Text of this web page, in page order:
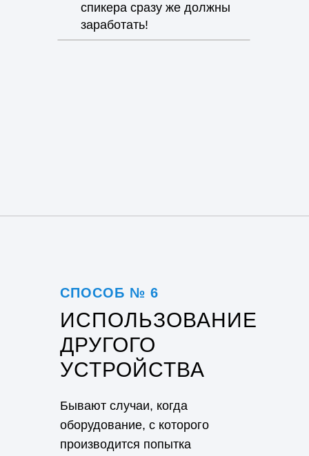
спикера сразу же должны
заработать!
СПОСОБ № 6
ИСПОЛЬЗОВАНИЕ
ДРУГОГО
УСТРОЙСТВА
Бывают случаи, когда
оборудование, с которого
производится попытка